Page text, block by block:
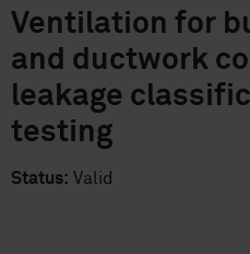
Ventilation for
and ductwork
leakage
testing
Status: Valid